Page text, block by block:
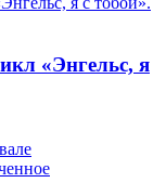
«Энгельс, я